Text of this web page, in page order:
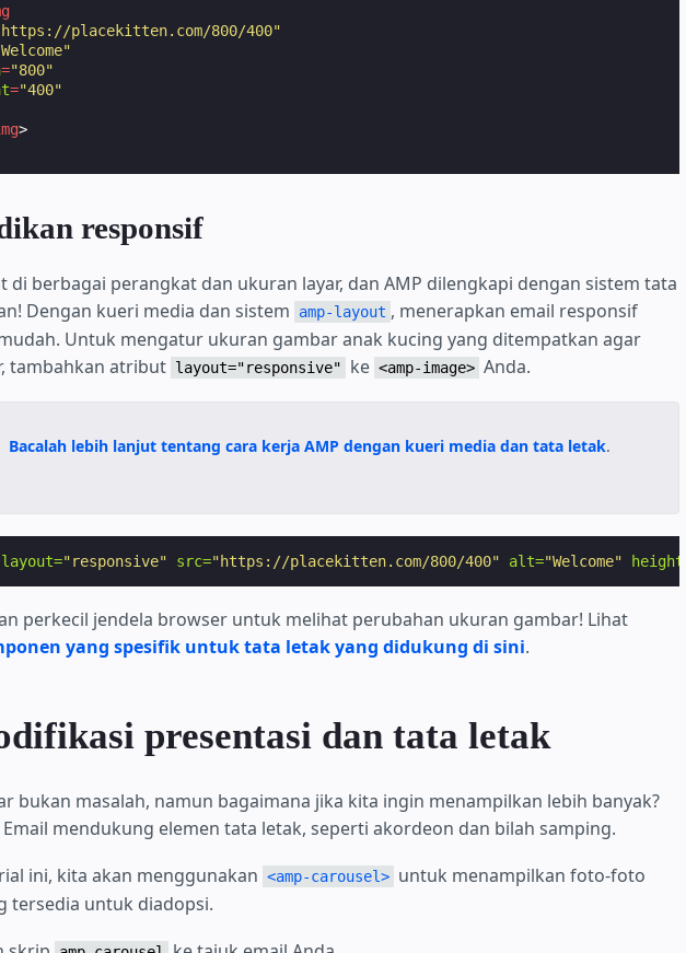
placekitten.com/800/400"
="800"
="400"
>
responsif
di berbagai perangkat dan ukuran layar, dan AMP dilengkapi dengan sistem tata
Dengan kueri media dan sistem
amp-layout , menerapkan email responsif
Untuk mengatur ukuran gambar anak kucing yang ditempatkan agar
tambahkan atribut layout="responsive" ke <amp-image> Anda.
Bacalah lebih lanjut tentang cara kerja AMP dengan kueri media dan tata letak.
layout="responsive" src="https://placekitten.com/800/400" alt="Welcome" height=
perkecil jendela browser untuk melihat perubahan ukuran gambar! Lihat
yang spesifik untuk tata letak yang didukung di sini.
presentasi dan tata letak
bukan masalah, namun bagaimana jika kita ingin menampilkan lebih banyak?
mendukung elemen tata letak, seperti akordeon dan bilah samping.
ini, kita akan menggunakan <amp-carousel> untuk menampilkan foto-foto
tersedia untuk diadopsi.